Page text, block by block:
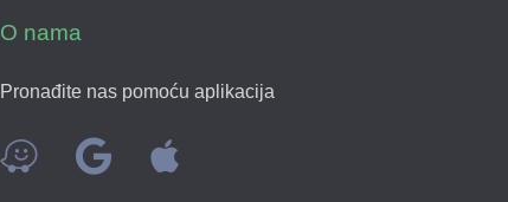
O nama
Pronađite nas pomoću aplikacija